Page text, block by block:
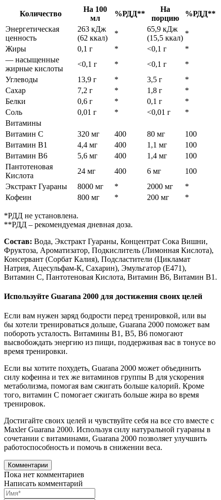
Количество
На 100
мл
%РДД**
На
порцию
%РДД**
Энергетическая
ценность
263 кДж
(62 ккал)
*
65,9 кДж
(15,5 ккал)
*
Жиры
0,1 г * <0,1 г
*
— насыщенные
жирные кислоты
<0,1 г * <0,1 г
*
Углеводы
13,9 г * 3,5 г
*
Сахар
7,2 г * 1,8 г
*
Белки
0,6 г * 0,1 г
*
Соль
0,01 г * <0,01 г
*
Витамины
Витамин C
320 мг 400 80 мг
100
Витамин B1
4,4 мг 400 1,1 мг
100
Витамин B6
5,6 мг 400 1,4 мг
100
Пантотеновая
Кислота
24 мг 400 6 мг
100
Экстракт Гуараны
8000 мг * 2000 мг
*
Кофеин
800 мг * 200 мг *
*РДД не установлена.
**РДД – рекомендуемая дневная доза.
Состав: Вода, Экстракт Гуараны, Концентрат Сока Вишни,
Фруктоза, Ароматизатор, Подкислитель (Лимонная Кислота),
Консервант (Сорбат Калия), Подсластители (Цикламат
Натрия, Ацесульфам-К, Сахарин), Эмульгатор (E471),
Витамин С, Пантотеновая Кислота, Витамин В6, Витамин В1.
Используйте Guarana 2000 для достижения своих целей
Если вам нужен заряд бодрости перед тренировкой, или вы
бы хотели тренироваться дольше, Guarana 2000 поможет вам
побороть усталость. Витамины B1, B5, B6 помогают
высвобождать энергию из пищи, поддерживая вас в тонусе во
время тренировки.
Если вы хотите похудеть, Guarana 2000 может объединить
силу кофеина и тех же витаминов группы В для ускорения
метаболизма, помогая вам сжигать больше калорий. Кроме
того, витамин С помогает сжигать больше жира во время
тренировок.
Достигайте своих целей и чувствуйте себя на все сто вместе с
Maxler Guarana 2000. Используя силу натуральной гуараны в
сочетании с витаминами, Guarana 2000 позволяет улучшить
работоспособность и помочь в снижении веса.
Комментарии
Пока нет комментариев
Написать комментарий